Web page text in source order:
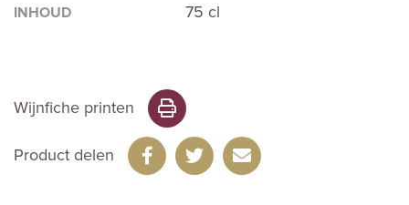
INHOUD 75 cl
Wijnfiche printen
Product delen